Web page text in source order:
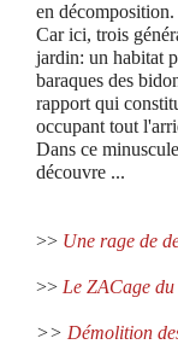
en décomposition.
Car ici, trois
jardin: un habitat
baraques des
rapport qui
occupant tout
Dans ce
découvre ...
>> Une rage de
>> Le ZACage
>> Démolition